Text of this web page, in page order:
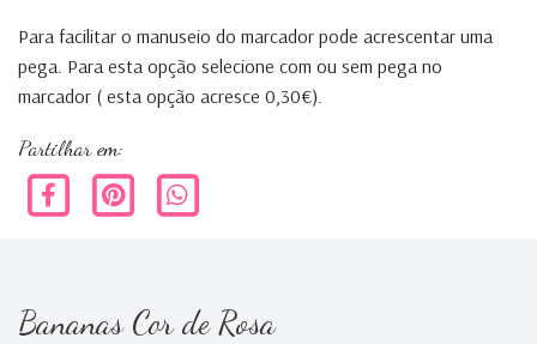
Para facilitar o manuseio do marcador pode acrescentar uma
pega. Para esta opção selecione com ou sem pega no
marcador ( esta opção acresce 0,30€).
Partilhar em:
Bananas Cor de Rosa